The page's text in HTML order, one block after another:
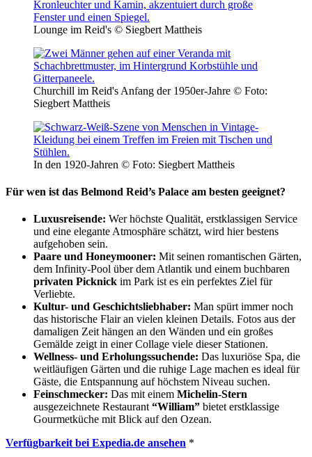
Lounge im Reid's © Siegbert Mattheis
Churchill im Reid's Anfang der 1950er-Jahre © Foto:
Siegbert Mattheis
In den 1920-Jahren © Foto: Siegbert Mattheis
Für wen ist das Belmond Reid’s Palace am besten geeignet?
Luxusreisende: Wer höchste Qualität, erstklassigen Service
und eine elegante Atmosphäre schätzt, wird hier bestens
aufgehoben sein.
Paare und Honeymooner: Mit seinen romantischen Gärten,
dem Infinity-Pool über dem Atlantik und einem buchbaren
privaten Picknick im Park ist es ein perfektes Ziel für
Verliebte.
Kultur- und Geschichtsliebhaber: Man spürt immer noch
das historische Flair an vielen kleinen Details. Fotos aus der
damaligen Zeit hängen an den Wänden und ein großes
Gemälde zeigt in einer Collage viele dieser Stationen.
Wellness- und Erholungssuchende: Das luxuriöse Spa, die
weitläufigen Gärten und die ruhige Lage machen es ideal für
Gäste, die Entspannung auf höchstem Niveau suchen.
Feinschmecker: Das mit einem Michelin-Stern
ausgezeichnete Restaurant “William” bietet erstklassige
Gourmetküche mit Blick auf den Ozean.
Verfügbarkeit bei Expedia.de ansehen *